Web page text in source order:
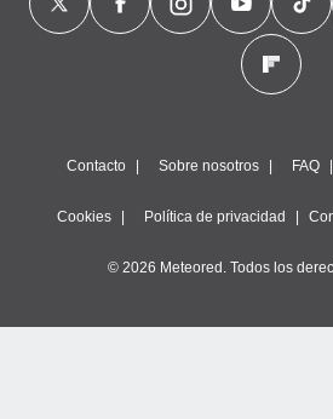
Contacto Sobre nosotros FAQ
Cookies Política de privacidad
© 2026 Meteored. Todos los